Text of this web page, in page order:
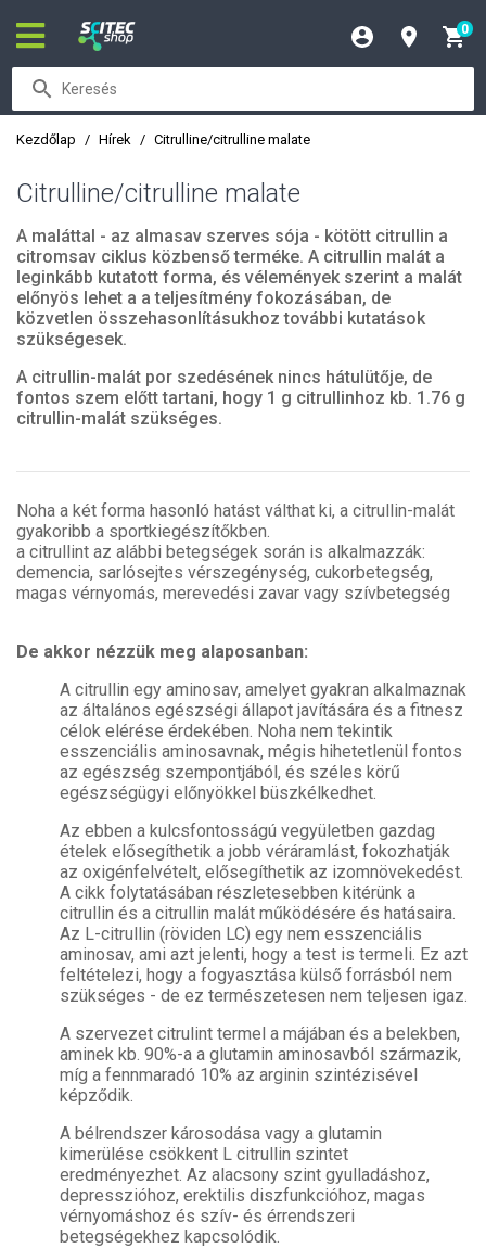
0
Kezdőlap Hírek Citrulline/citrulline malate
Citrulline/citrulline malate
A maláttal - az almasav szerves sója - kötött citrullin a
citromsav ciklus közbenső terméke. A citrullin malát a
leginkább kutatott forma, és vélemények szerint a malát
előnyös lehet a a teljesítmény fokozásában, de
közvetlen összehasonlításukhoz további kutatások
szükségesek.
A citrullin-malát por szedésének nincs hátulütője, de
fontos szem előtt tartani, hogy 1 g citrullinhoz kb. 1.76 g
citrullin-malát szükséges.
Noha a két forma hasonló hatást válthat ki, a citrullin-malát
gyakoribb a sportkiegészítőkben.
a citrullint az alábbi betegségek során is alkalmazzák:
demencia, sarlósejtes vérszegénység, cukorbetegség,
magas vérnyomás, merevedési zavar vagy szívbetegség
De akkor nézzük meg alaposanban:
A citrullin egy aminosav, amelyet gyakran alkalmaznak
az általános egészségi állapot javítására és a fitnesz
célok elérése érdekében. Noha nem tekintik
esszenciális aminosavnak, mégis hihetetlenül fontos
az egészség szempontjából, és széles körű
egészségügyi előnyökkel büszkélkedhet.
Az ebben a kulcsfontosságú vegyületben gazdag
ételek elősegíthetik a jobb véráramlást, fokozhatják
az oxigénfelvételt, elősegíthetik az izomnövekedést.
A cikk folytatásában részletesebben kitérünk a
citrullin és a citrullin malát működésére és hatásaira.
Az L-citrullin (röviden LC) egy nem esszenciális
aminosav, ami azt jelenti, hogy a test is termeli. Ez azt
feltételezi, hogy a fogyasztása külső forrásból nem
szükséges - de ez természetesen nem teljesen igaz.
A szervezet citrulint termel a májában és a belekben,
aminek kb. 90%-a a glutamin aminosavból származik,
míg a fennmaradó 10% az arginin szintézisével
képződik.
A bélrendszer károsodása vagy a glutamin
kimerülése csökkent L citrullin szintet
eredményezhet. Az alacsony szint gyulladáshoz,
depresszióhoz, erektilis diszfunkcióhoz, magas
vérnyomáshoz és szív- és érrendszeri
betegségekhez kapcsolódik.